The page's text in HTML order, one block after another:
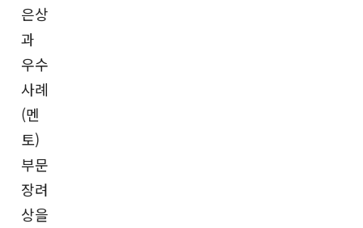
은상
과
우수
사례
(멘
토)
부문
장려
상을